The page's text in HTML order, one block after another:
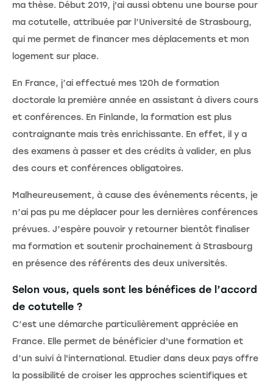
ma thèse. Début 2019, j'ai aussi obtenu une bourse pour
ma cotutelle, attribuée par l’Université de Strasbourg,
qui me permet de financer mes déplacements et mon
logement sur place.
En France, j’ai effectué mes 120h de formation
doctorale la première année en assistant à divers cours
et conférences. En Finlande, la formation est plus
contraignante mais très enrichissante. En effet, il y a
des examens à passer et des crédits à valider, en plus
des cours et conférences obligatoires.
Malheureusement, à cause des événements récents, je
n’ai pas pu me déplacer pour les dernières conférences
prévues. J’espère pouvoir y retourner bientôt finaliser
ma formation et soutenir prochainement à Strasbourg
en présence des référents des deux universités.
Selon vous, quels sont les bénéfices de l’accord
de cotutelle ?
C’est une démarche particulièrement appréciée en
France. Elle permet de bénéficier d'une formation et
d’un suivi à l'international. Etudier dans deux pays offre
la possibilité de croiser les approches scientifiques et